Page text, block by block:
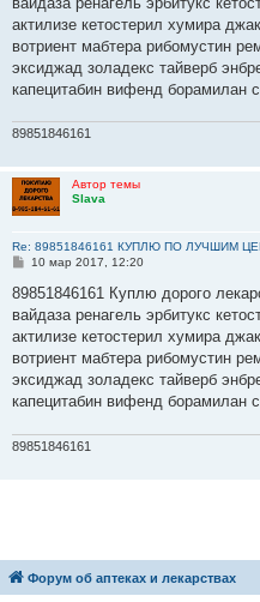
щ
е
и
е
актилизе кетостерил хумира
вотриент мабтера рибомустин
эксиджад золадекс тайверб
капецитабин вифенд борамилан
89851846161
Автор темы
Slava
Re: 89851846161 КУПЛЮ ПО ЛУЧШИМ
С
о
щ
е
и
е
10 мар 2017, 12:20
89851846161 Куплю дорого
вайдаза ренагель эрбитукс
актилизе кетостерил хумира
вотриент мабтера рибомустин
эксиджад золадекс тайверб
капецитабин вифенд борамилан
89851846161
Форум об аптеках и лекарствах